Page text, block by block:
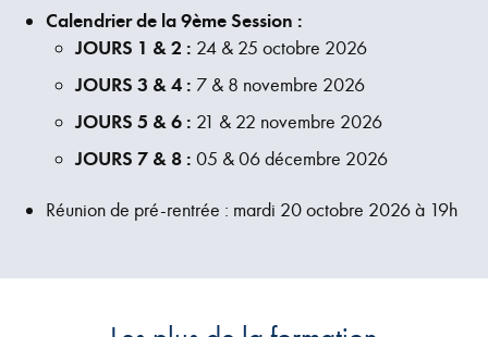
Calendrier de la 9ème Session :
JOURS 1 & 2 : 24 & 25 octobre 2026
JOURS 3 & 4 : 7 & 8 novembre 2026
JOURS 5 & 6 : 21 & 22 novembre 2026
JOURS 7 & 8 : 05 & 06 décembre 2026
Réunion de pré-rentrée : mardi 20 octobre 2026 à 19h